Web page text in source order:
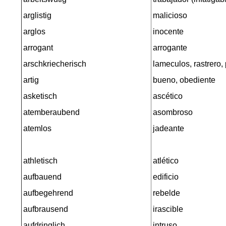
arglistig
arglos
arrogant
arschkriecherisch
artig
asketisch
atemberaubend
atemlos
athletisch
aufbauend
aufbegehrend
aufbrausend
malicioso
inocente
arrogante
lameculos, rastrero,
bueno, obediente
ascético
asombroso
jadeante
atlético
edificio
rebelde
irascible